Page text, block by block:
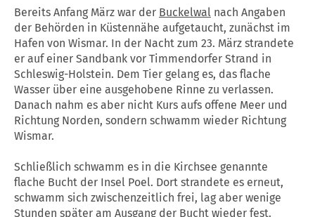
Bereits Anfang März war der Buckelwal nach Angaben
der Behörden in Küstennähe aufgetaucht, zunächst im
Hafen von Wismar. In der Nacht zum 23. März strandete
er auf einer Sandbank vor Timmendorfer Strand in
Schleswig-Holstein. Dem Tier gelang es, das flache
Wasser über eine ausgehobene Rinne zu verlassen.
Danach nahm es aber nicht Kurs aufs offene Meer und
Richtung Norden, sondern schwamm wieder Richtung
Wismar.
Schließlich schwamm es in die Kirchsee genannte
flache Bucht der Insel Poel. Dort strandete es erneut,
schwamm sich zwischenzeitlich frei, lag aber wenige
Stunden später am Ausgang der Bucht wieder fest.